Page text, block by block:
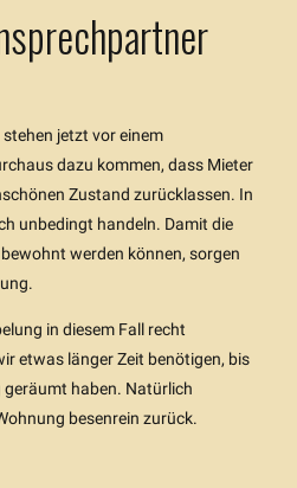
stehen jetzt vor einem
dazu kommen, dass Mieter
Zustand zurücklassen. In
unbedingt handeln. Damit die
werden können, sorgen
in diesem Fall recht
etwas länger Zeit benötigen, bis
haben. Natürlich
besenrein zurück.